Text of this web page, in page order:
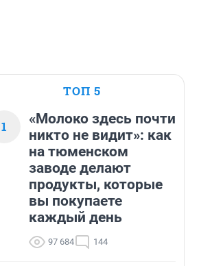
ТОП 5
1
«Молоко здесь почти
никто не видит»: как
на тюменском
заводе делают
продукты, которые
вы покупаете
каждый день
97 684 144